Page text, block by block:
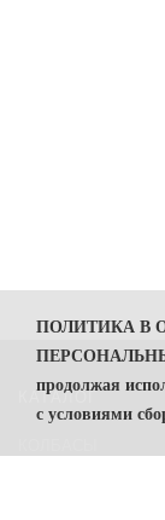
КАТАЛОГ
ПОЛИТИКА В
продолжая
с условиями